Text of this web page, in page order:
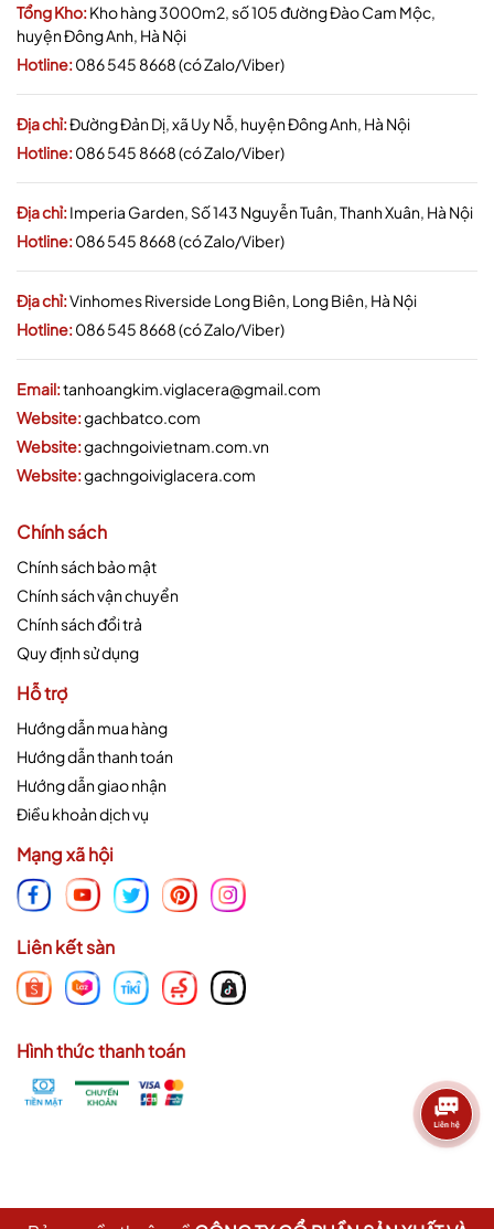
Tổng Kho:Kho hàng 3000m2, số 105 đường Đào Cam Mộc,
huyện Đông Anh, Hà Nội
Hotline:086 545 8668 (có Zalo/Viber)
Địa chỉ:Đường Đản Dị, xã Uy Nỗ, huyện Đông Anh, Hà Nội
Hotline:086 545 8668 (có Zalo/Viber)
Địa chỉ:Imperia Garden, Số 143 Nguyễn Tuân, Thanh Xuân, Hà Nội
Hotline:086 545 8668 (có Zalo/Viber)
Địa chỉ:Vinhomes Riverside Long Biên, Long Biên, Hà Nội
Hotline:086 545 8668 (có Zalo/Viber)
Email:tanhoangkim.viglacera@gmail.com
Website:gachbatco.com
Website:gachngoivietnam.com.vn
Website:gachngoiviglacera.com
Chính sách
Chính sách bảo mật
Chính sách vận chuyển
Chính sách đổi trả
Quy định sử dụng
Hỗ trợ
Hướng dẫn mua hàng
Hướng dẫn thanh toán
Hướng dẫn giao nhận
Điều khoản dịch vụ
Mạng xã hội
Liên kết sàn
Hình thức thanh toán